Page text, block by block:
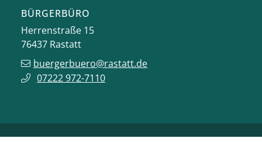
BÜRGERBÜRO
Herrenstraße 15
76437 Rastatt
buergerbuero@rastatt.de
07222 972-7110